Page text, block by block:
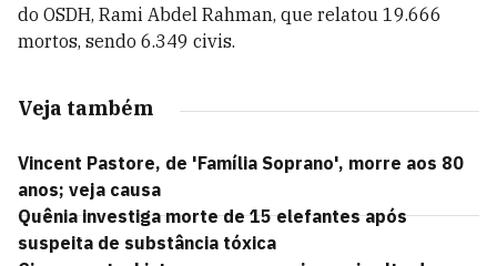
do OSDH, Rami Abdel Rahman, que relatou 19.666
mortos, sendo 6.349 civis.
Veja também
Vincent Pastore, de 'Família Soprano', morre aos 80
anos; veja causa
Quênia investiga morte de 15 elefantes após
suspeita de substância tóxica